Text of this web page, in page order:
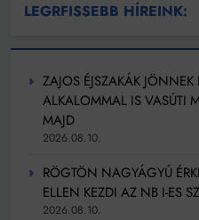
LEGRFISSEBB HÍREINK:
ZAJOS ÉJSZAKÁK
ALKALOMMAL IS VASÚTI
MAJD
2026.08.10.
RÖGTÖN NAGYÁGYÚ
ELLEN KEZDI AZ NB I-ES
2026.08.10.